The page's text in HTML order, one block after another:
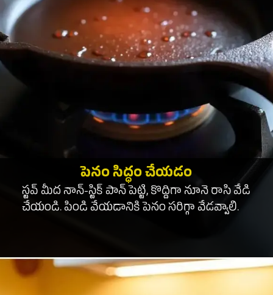
స్టవ్ మీద నాన్-స్టిక్ పాన్ పెట్టి, కొద్దిగా నూనె రాసి వేడి
చేయండి. పిండి వేయడానికి పెనం సరిగ్గా వేడవ్వాలి.
పెనం సిద్ధం చేయడం